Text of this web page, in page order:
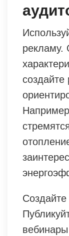
рекламу.
Создайте